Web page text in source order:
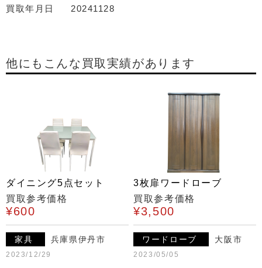
買取年月日
20241128
他にもこんな買取実績があります
ダイニング5点セット
買取参考価格
¥600
家具 兵庫県伊丹市
2023/12/29
3枚扉ワードローブ
買取参考価格
¥3,500
ワードローブ 大阪市
2023/05/05